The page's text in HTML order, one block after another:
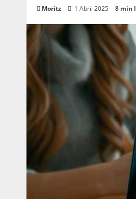
Moritz 1 Abril 2025 8 min